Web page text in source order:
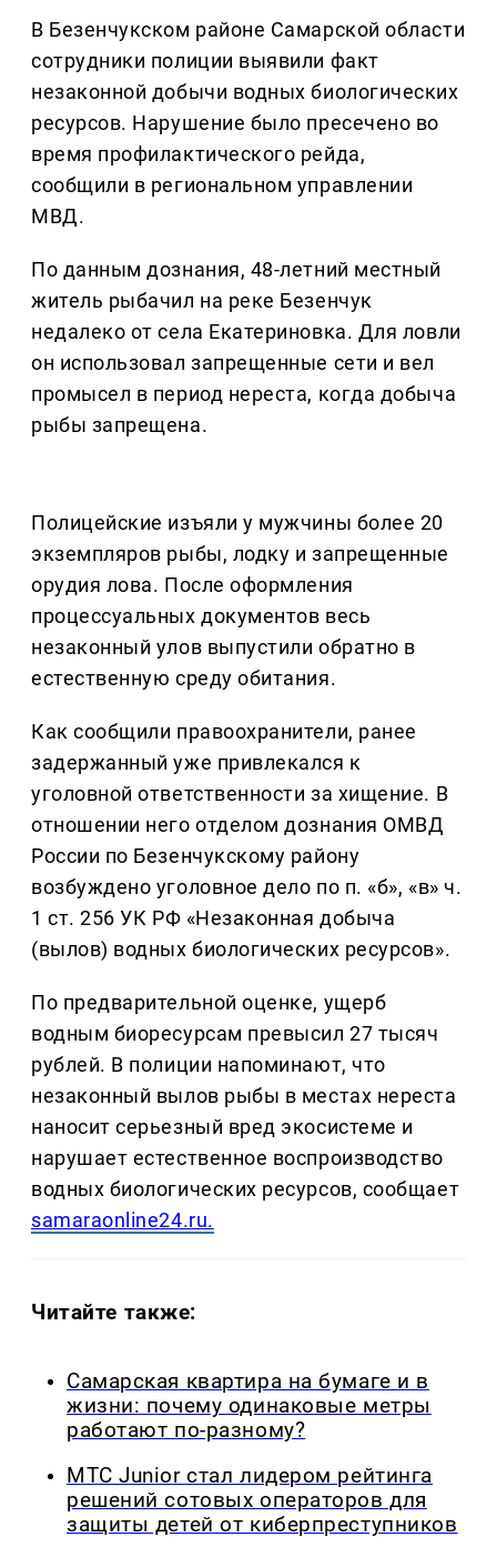
В Безенчукском районе Самарской области
сотрудники полиции выявили факт
незаконной добычи водных биологических
ресурсов. Нарушение было пресечено во
время профилактического рейда,
сообщили в региональном управлении
МВД.
По данным дознания, 48-летний местный
житель рыбачил на реке Безенчук
недалеко от села Екатериновка. Для ловли
он использовал запрещенные сети и вел
промысел в период нереста, когда добыча
рыбы запрещена.
Полицейские изъяли у мужчины более 20
экземпляров рыбы, лодку и запрещенные
орудия лова. После оформления
процессуальных документов весь
незаконный улов выпустили обратно в
естественную среду обитания.
Как сообщили правоохранители, ранее
задержанный уже привлекался к
уголовной ответственности за хищение. В
отношении него отделом дознания ОМВД
России по Безенчукскому району
возбуждено уголовное дело по п. «б», «в» ч.
1 ст. 256 УК РФ «Незаконная добыча
(вылов) водных биологических ресурсов».
По предварительной оценке, ущерб
водным биоресурсам превысил 27 тысяч
рублей. В полиции напоминают, что
незаконный вылов рыбы в местах нереста
наносит серьезный вред экосистеме и
нарушает естественное воспроизводство
водных биологических ресурсов, сообщает
samaraonline24.ru.
Читайте также:
Самарская квартира на бумаге и в
жизни: почему одинаковые метры
работают по-разному?
МТС Junior стал лидером рейтинга
решений сотовых операторов для
защиты детей от киберпреступников